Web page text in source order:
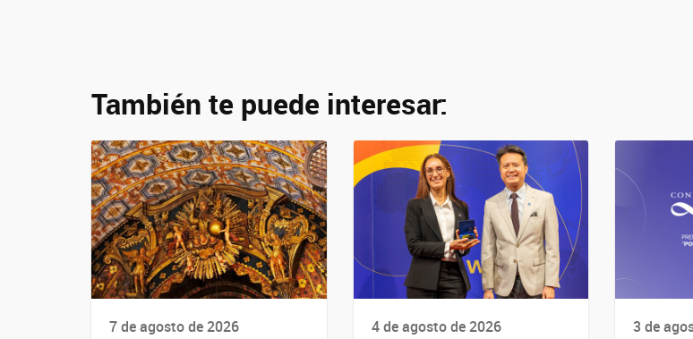
También te puede interesar:
7 de agosto de 2026 4 de agosto de 2026 3 de